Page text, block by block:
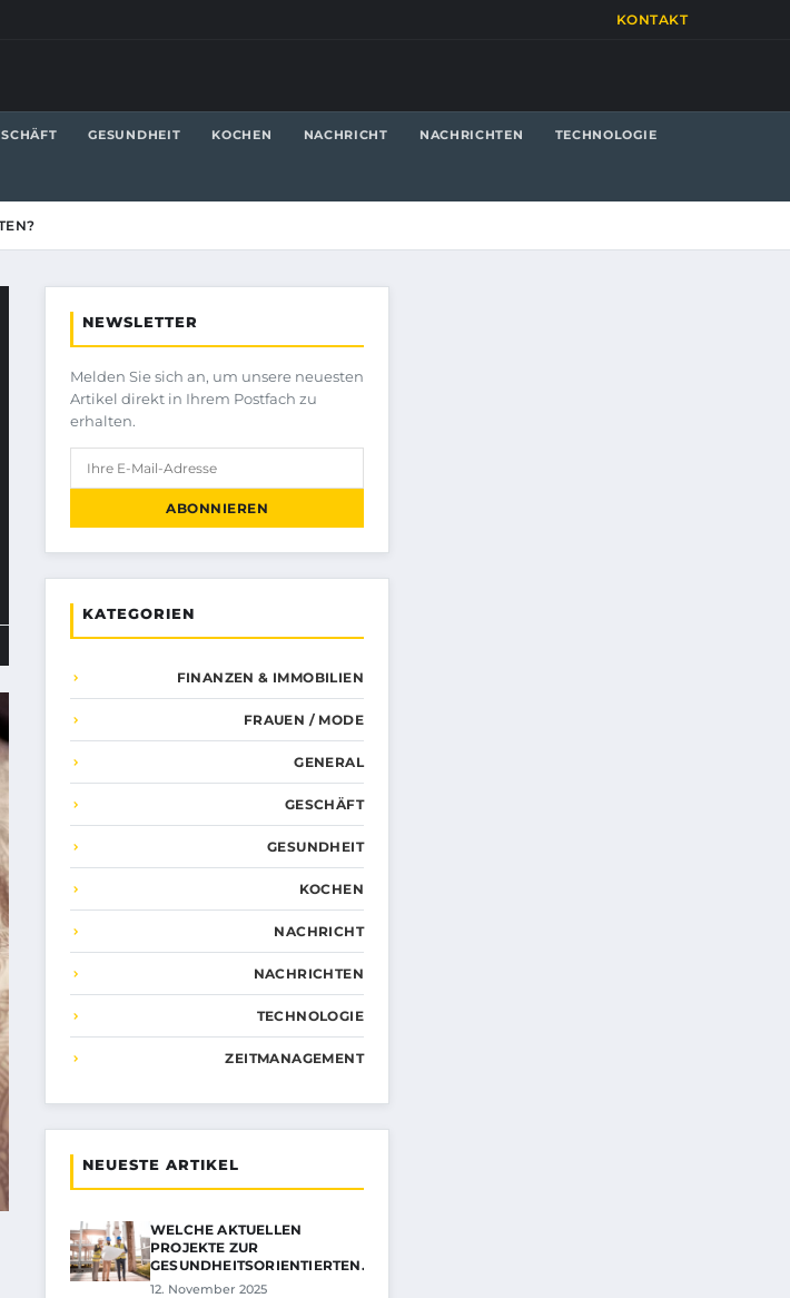
KONTAKT
GESUNDHEIT KOCHEN NACHRICHT NACHRICHTEN TECHNOLOGIE
NEWSLETTER
Melden Sie sich an, um unsere neuesten
Artikel direkt in Ihrem Postfach zu
erhalten.
ABONNIEREN
KATEGORIEN
FINANZEN & IMMOBILIEN
FRAUEN / MODE
GENERAL
GESCHÄFT
GESUNDHEIT
KOCHEN
NACHRICHT
NACHRICHTEN
TECHNOLOGIE
ZEITMANAGEMENT
NEUESTE ARTIKEL
WELCHE AKTUELLEN
PROJEKTE ZUR
GESUNDHEITSORIENTIERTEN…
12. November 2025